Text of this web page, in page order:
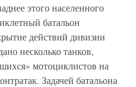
этого населенного
батальон
действий дивизии
несколько танков,
мотоциклистов на
Задачей батальона